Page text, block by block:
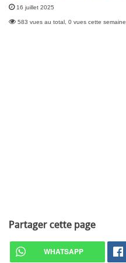
16 juillet 2025
583 vues au total, 0 vues cette semaine
Partager cette page
WHATSAPP